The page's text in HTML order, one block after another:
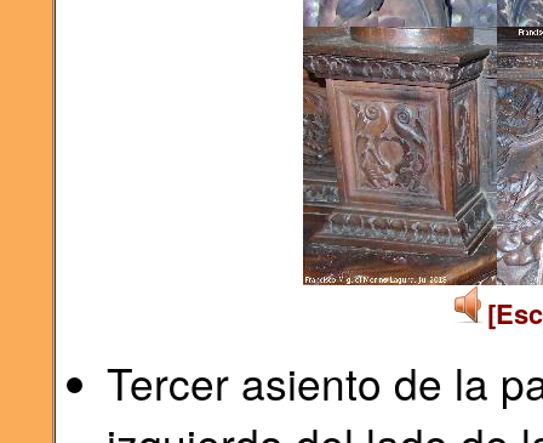
Tercer asiento de la